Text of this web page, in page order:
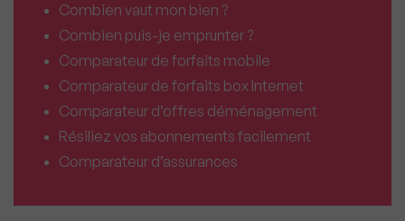
Combien vaut mon bien ?
Combien puis-je emprunter ?
Comparateur de forfaits mobile
Comparateur de forfaits box Internet
Comparateur d’offres déménagement
Résiliez vos abonnements facilement
Comparateur d’assurances